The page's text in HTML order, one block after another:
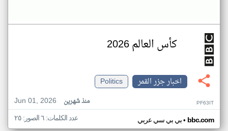
كأس العالم 2026
اخبار جزر القمر
Politics
Jun 01, 2026
منذ شهرين PF63IT
بي بي سي عربي• bbc.com عدد الكلمات: ٦ الصور: ٢٥